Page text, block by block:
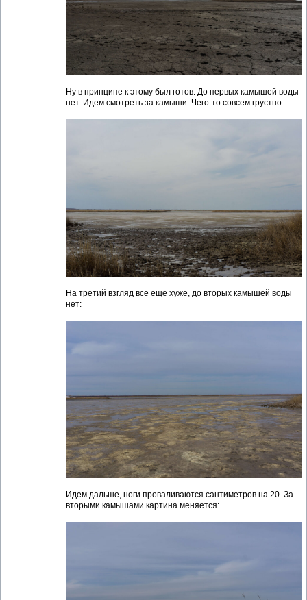
Ну в принципе к этому был готов. До первых камышей воды
нет. Идем смотреть за камыши. Чего-то совсем грустно:
На третий взгляд все еще хуже, до вторых камышей воды
нет:
Идем дальше, ноги проваливаются сантиметров на 20. За
вторыми камышами картина меняется: